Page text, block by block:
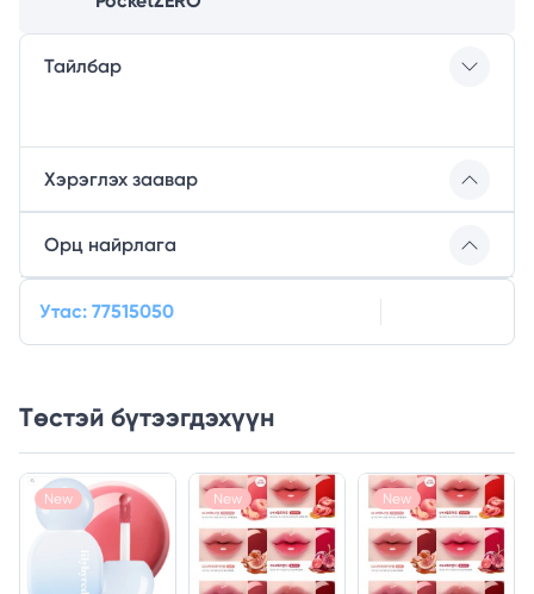
Тайлбар
Хэрэглэх заавар
Орц найрлага
Утас: 77515050
Төстэй бүтээгдэхүүн
New New New